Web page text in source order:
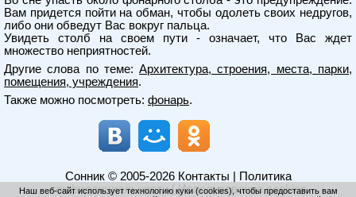
Вам придется пойти на обман, чтобы одолеть своих недругов,
либо они обведут Вас вокруг пальца.
Увидеть столб на своем пути - означает, что Вас ждет
множество неприятностей.
Другие слова по теме:Архитектура, строения, места, парки,
помещения, учреждения.
Также можно посмотреть: фонарь.
Сонник© 2005-2026 Контакты
Политика
конфиденциальности|Использование cookies
Наш веб-сайт использует технологию куки (cookies), чтобы предоставить вам